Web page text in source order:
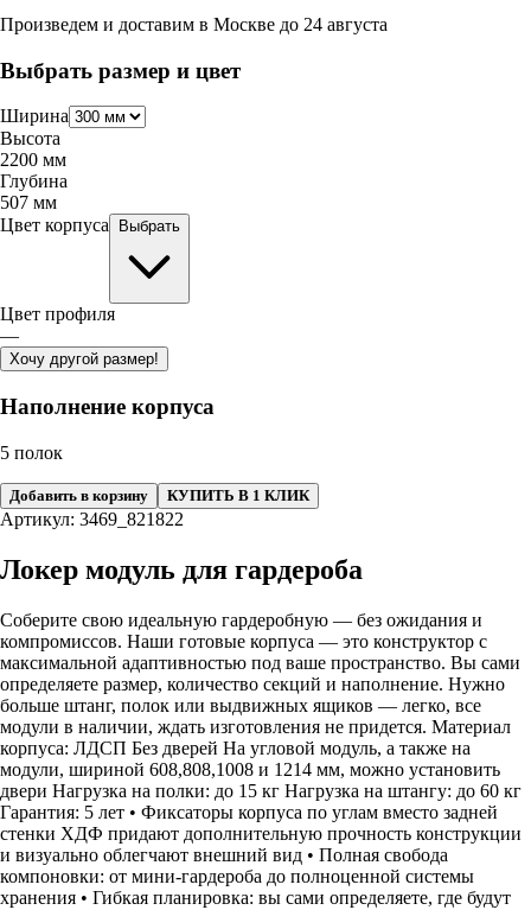
Произведем и доставим в Москве до 24 августа
Выбрать размер и цвет
Ширина
Высота
2200 мм
Глубина
507 мм
Цвет корпуса
Выбрать
Цвет профиля
—
Хочу другой размер!
Наполнение корпуса
5 полок
Добавить в корзину КУПИТЬ В 1 КЛИК
Артикул: 3469_821822
Локер модуль для гардероба
Соберите свою идеальную гардеробную — без ожидания и
компромиссов. Наши готовые корпуса — это конструктор с
максимальной адаптивностью под ваше пространство. Вы сами
определяете размер, количество секций и наполнение. Нужно
больше штанг, полок или выдвижных ящиков — легко, все
модули в наличии, ждать изготовления не придется. Материал
корпуса: ЛДСП Без дверей На угловой модуль, а также на
модули, шириной 608,808,1008 и 1214 мм, можно установить
двери Нагрузка на полки: до 15 кг Нагрузка на штангу: до 60 кг
Гарантия: 5 лет • Фиксаторы корпуса по углам вместо задней
стенки ХДФ придают дополнительную прочность конструкции
и визуально облегчают внешний вид • Полная свобода
компоновки: от мини-гардероба до полноценной системы
хранения • Гибкая планировка: вы сами определяете, где будут